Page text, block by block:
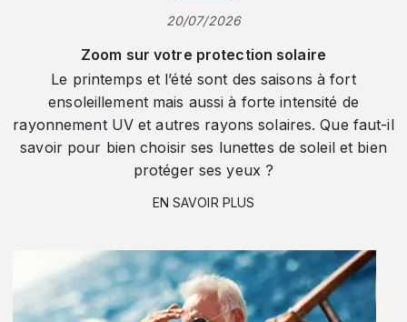
20/07/2026
Zoom sur votre protection solaire
Le printemps et l’été sont des saisons à fort
ensoleillement mais aussi à forte intensité de
rayonnement UV et autres rayons solaires. Que faut-il
savoir pour bien choisir ses lunettes de soleil et bien
protéger ses yeux ?
EN SAVOIR PLUS